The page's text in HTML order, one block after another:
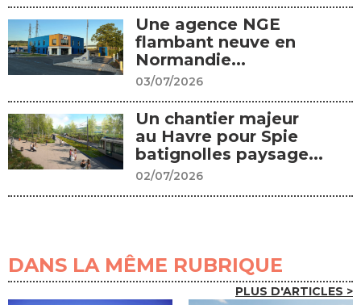
Une agence NGE
flambant neuve en
Normandie...
03/07/2026
Un chantier majeur
au Havre pour Spie
batignolles paysage...
02/07/2026
DANS LA MÊME RUBRIQUE
PLUS D'ARTICLES >